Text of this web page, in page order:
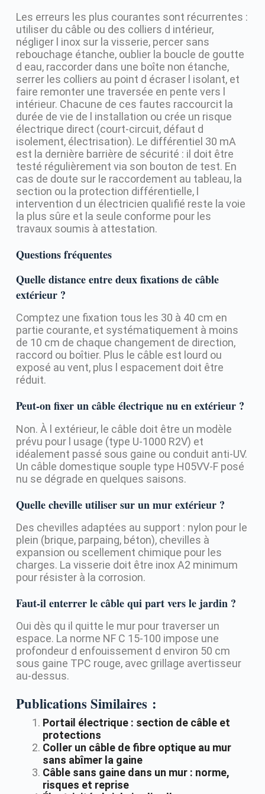
Les erreurs les plus courantes sont récurrentes :
utiliser du câble ou des colliers d intérieur,
négliger l inox sur la visserie, percer sans
rebouchage étanche, oublier la boucle de goutte
d eau, raccorder dans une boîte non étanche,
serrer les colliers au point d écraser l isolant, et
faire remonter une traversée en pente vers l
intérieur. Chacune de ces fautes raccourcit la
durée de vie de l installation ou crée un risque
électrique direct (court-circuit, défaut d
isolement, électrisation). Le différentiel 30 mA
est la dernière barrière de sécurité : il doit être
testé régulièrement via son bouton de test. En
cas de doute sur le raccordement au tableau, la
section ou la protection différentielle, l
intervention d un électricien qualifié reste la voie
la plus sûre et la seule conforme pour les
travaux soumis à attestation.
Questions fréquentes
Quelle distance entre deux fixations de câble
extérieur ?
Comptez une fixation tous les 30 à 40 cm en
partie courante, et systématiquement à moins
de 10 cm de chaque changement de direction,
raccord ou boîtier. Plus le câble est lourd ou
exposé au vent, plus l espacement doit être
réduit.
Peut-on fixer un câble électrique nu en extérieur ?
Non. À l extérieur, le câble doit être un modèle
prévu pour l usage (type U-1000 R2V) et
idéalement passé sous gaine ou conduit anti-UV.
Un câble domestique souple type H05VV-F posé
nu se dégrade en quelques saisons.
Quelle cheville utiliser sur un mur extérieur ?
Des chevilles adaptées au support : nylon pour le
plein (brique, parpaing, béton), chevilles à
expansion ou scellement chimique pour les
charges. La visserie doit être inox A2 minimum
pour résister à la corrosion.
Faut-il enterrer le câble qui part vers le jardin ?
Oui dès qu il quitte le mur pour traverser un
espace. La norme NF C 15-100 impose une
profondeur d enfouissement d environ 50 cm
sous gaine TPC rouge, avec grillage avertisseur
au-dessus.
Publications Similaires :
Portail électrique : section de câble et
protections
Coller un câble de fibre optique au mur
sans abîmer la gaine
Câble sans gaine dans un mur : norme,
risques et reprise